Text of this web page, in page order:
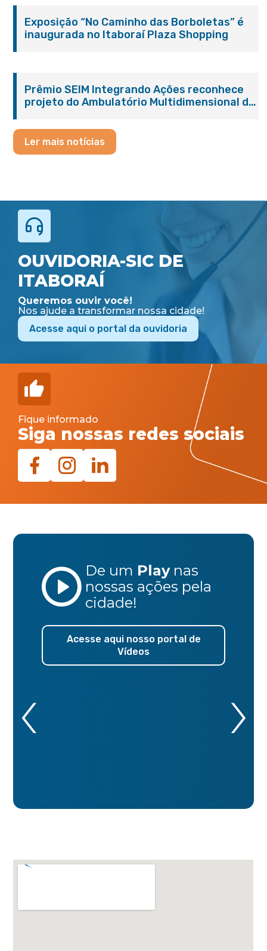
Exposição “No Caminho das Borboletas” é
inaugurada no Itaboraí Plaza Shopping
Prêmio SEIM Integrando Ações reconhece
projeto do Ambulatório Multidimensional da
Ler mais notícias
OUVIDORIA-SIC DE
ITABORAÍ
Queremos ouvir você!
Nos ajude a transformar nossa cidade!
Acesse aqui o portal da ouvidoria
Fique informado
Siga nossas redes sociais
De um Play nas
nossas ações pela
cidade!
Acesse aqui nosso portal de
Vídeos
‹ ›